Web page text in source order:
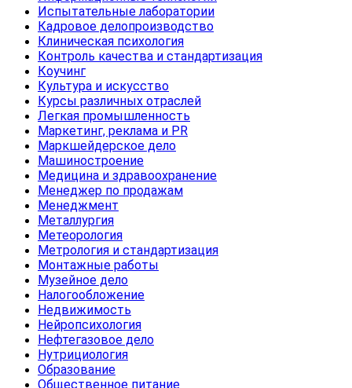
Испытательные лаборатории
Кадровое делопроизводство
Клиническая психология
Контроль качества и стандартизация
Коучинг
Культура и искусство
Курсы различных отраслей
Легкая промышленность
Маркетинг, реклама и PR
Маркшейдерское дело
Машиностроение
Медицина и здравоохранение
Менеджер по продажам
Менеджмент
Металлургия
Метеорология
Метрология и стандартизация
Монтажные работы
Музейное дело
Налогообложение
Недвижимость
Нейропсихология
Нефтегазовое дело
Нутрициология
Образование
Общественное питание